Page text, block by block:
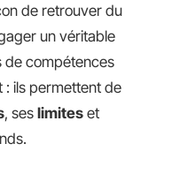
de retrouver du
un véritable
de compétences
: ils permettent de
, ses limites et